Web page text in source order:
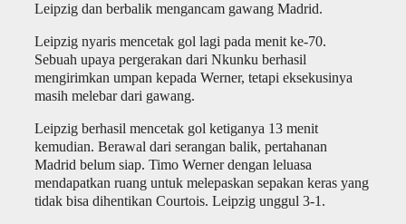
Leipzig dan berbalik mengancam gawang Madrid.
Leipzig nyaris mencetak gol lagi pada menit ke-70.
Sebuah upaya pergerakan dari Nkunku berhasil
mengirimkan umpan kepada Werner, tetapi eksekusinya
masih melebar dari gawang.
Leipzig berhasil mencetak gol ketiganya 13 menit
kemudian. Berawal dari serangan balik, pertahanan
Madrid belum siap. Timo Werner dengan leluasa
mendapatkan ruang untuk melepaskan sepakan keras yang
tidak bisa dihentikan Courtois. Leipzig unggul 3-1.